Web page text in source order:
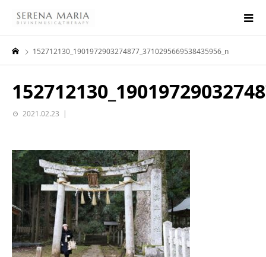
152712130_1901972903274877_3710295669538435956_n
2021.02.23